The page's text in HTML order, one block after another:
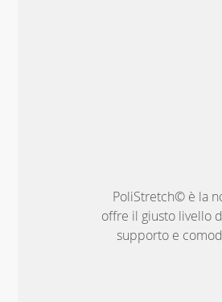
PoliStretch© è la
offre il giusto livello
supporto e